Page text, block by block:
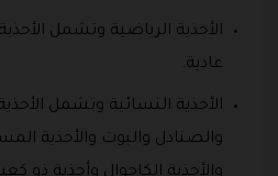
الأحذية الرياضية وتشمل
عادية.
الأحذية النسائية وتشمل
والصنادل والبوت والأحذية